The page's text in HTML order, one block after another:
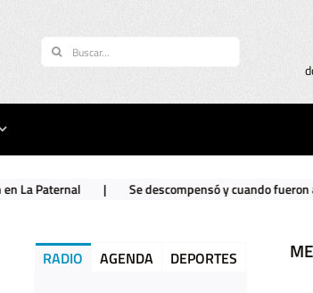
Buscar:
| Se descompensó y cuando fueron a trasladarlo
RADIO AGENDA DEPORTES